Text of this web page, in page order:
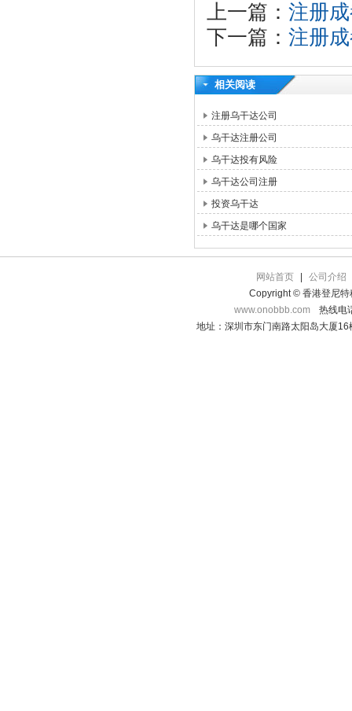
上一篇： 注册
下一篇： 注册
相关阅读
注册乌干达公司
乌干达注册公司
乌干达投有风险
乌干达公司注册
投资乌干达
乌干达是哪个国家
网站首页
公司介绍
Copyright © 香港登尼特
www.onobbb.com
热线电
地址：深圳市东门南路太阳岛大厦